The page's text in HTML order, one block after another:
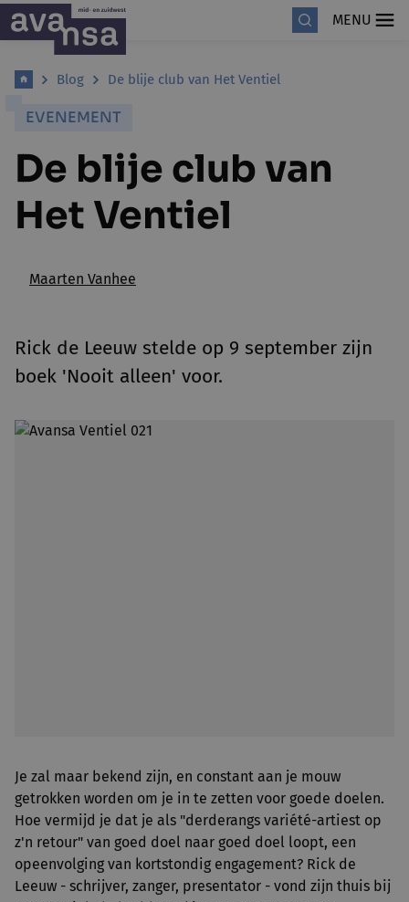
MENU
Blog De blije club van Het Ventiel
EVENEMENT
De blije club van
Het Ventiel
Maarten Vanhee
Rick de Leeuw stelde op 9 september zijn
boek 'Nooit alleen' voor.
Je zal maar bekend zijn, en constant aan je mouw
getrokken worden om je in te zetten voor goede doelen.
Hoe vermijd je dat je als "derderangs variété-artiest op
z'n retour" van goed doel naar goed doel loopt, een
opeenvolging van kortstondig engagement? Rick de
Leeuw - schrijver, zanger, presentator - vond zijn thuis bij